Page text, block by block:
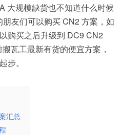
大规模缺货也不知道什么时候
友们可以购买 CN2 方案，如
购买之后升级到 DC9 CN2
瓦工最新有货的便宜方案，
步。
汇总